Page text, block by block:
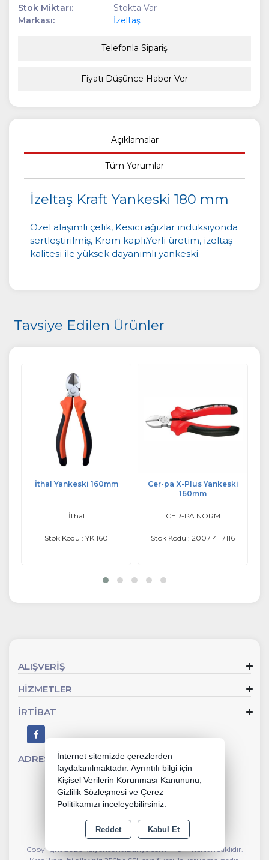
Stok Miktarı:
Stokta Var
Markası:
İzeltaş
Telefonla Sipariş
Fiyatı Düşünce Haber Ver
Açıklamalar
Tüm Yorumlar
İzeltaş Kraft Yankeski 180 mm
Özel alaşımlı çelik, Kesici ağızlar indüksiyonda
sertleştirilmiş, Krom kaplı.Yerli üretim, izeltaş
kalitesi ile yüksek dayanımlı yankeski.
Tavsiye Edilen Ürünler
İthal Yankeski 160mm
İthal
Stok Kodu : YKI160
Cer-pa X-Plus Yankeski
160mm
CER-PA NORM
Stok Kodu : 2007 41 7116
ALIŞVERİŞ
HİZMETLER
İRTİBAT
ADRES Sevgi Mahallesi 902 Sk No:2 Gaziemir - İZMİR
Copyright 2026 kalyoncunalburiye.com - Tüm hakları saklıdır.
Kredi kartı bilgileriniz 256bit SSL sertifikası ile korunmaktadır.
İnternet sitemizde çerezlerden
faydalanılmaktadır. Ayrıntılı bilgi için
Kişisel Verilerin Korunması Kanununu,
Gizlilik Sözleşmesi ve Çerez
Politikamızı inceleyebilirsiniz.
Reddet Kabul Et